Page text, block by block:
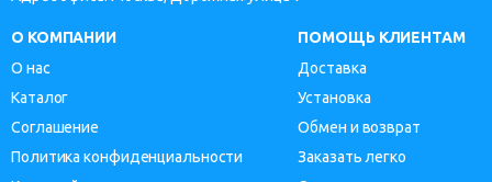
О КОМПАНИИ
О нас
Каталог
Соглашение
Политика конфиденциальности
ПОМОЩЬ КЛИЕНТАМ
Доставка
Установка
Обмен и возврат
Заказать легко